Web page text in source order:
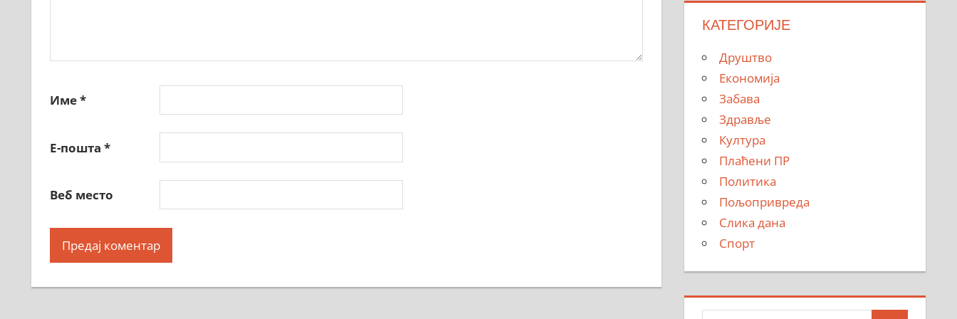
Име*
Е-пошта *
Веб место
КАТЕГОРИЈЕ
Друштво
Економија
Забава
Здравље
Култура
Плаћени ПР
Политика
Пољопривреда
Слика дана
Спорт